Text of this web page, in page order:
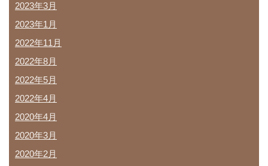
2023年3月
2023年1月
2022年11月
2022年8月
2022年5月
2022年4月
2020年4月
2020年3月
2020年2月